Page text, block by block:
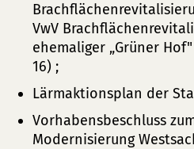
VwV
ehemaliger „Grüner
16) ;
Lärmaktionsplan der
Vorhabensbeschluss
Modernisierung